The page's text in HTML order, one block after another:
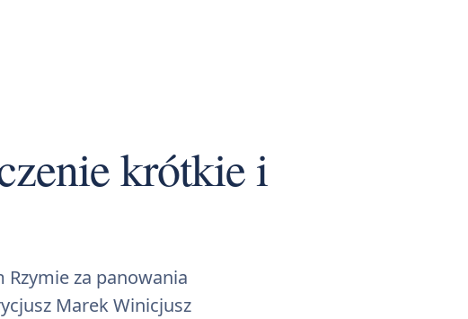
krótkie i
za panowania
Marek Winicjusz